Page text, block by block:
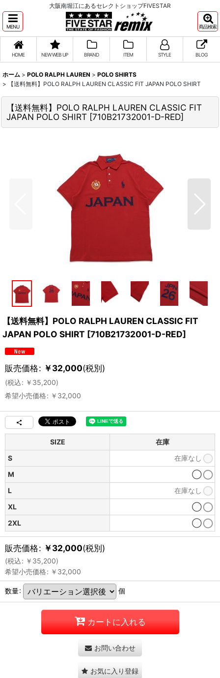
大阪南堀江にあるセレクトショップFIVESTAR
MENU 商品検索
HOME NEW WEB UP BRAND ITEM STYLE BLOG
ホーム > POLO RALPH LAUREN > POLO SHIRTS
>
【送料無料】POLO RALPH LAUREN CLASSIC FIT JAPAN POLO SHIRT
【送料無料】POLO RALPH LAUREN CLASSIC FIT
JAPAN POLO SHIRT [710B21732001-D-RED]
【送料無料】POLO RALPH LAUREN CLASSIC FIT
JAPAN POLO SHIRT [710B21732001-D-RED]
販売価格: ￥32,000(税別)
(税込: ￥ 35,200)
希望小売価格: ￥ 32,000
SIZE
在庫
S
在庫なし
M
◯
L
在庫なし
XL
◯
2XL
◯
販売価格: ￥32,000(税別)
(税込: ￥ 35,200)
希望小売価格: ￥ 32,000
数量: 個
カートに入れる
お問い合わせ
お気に入り登録